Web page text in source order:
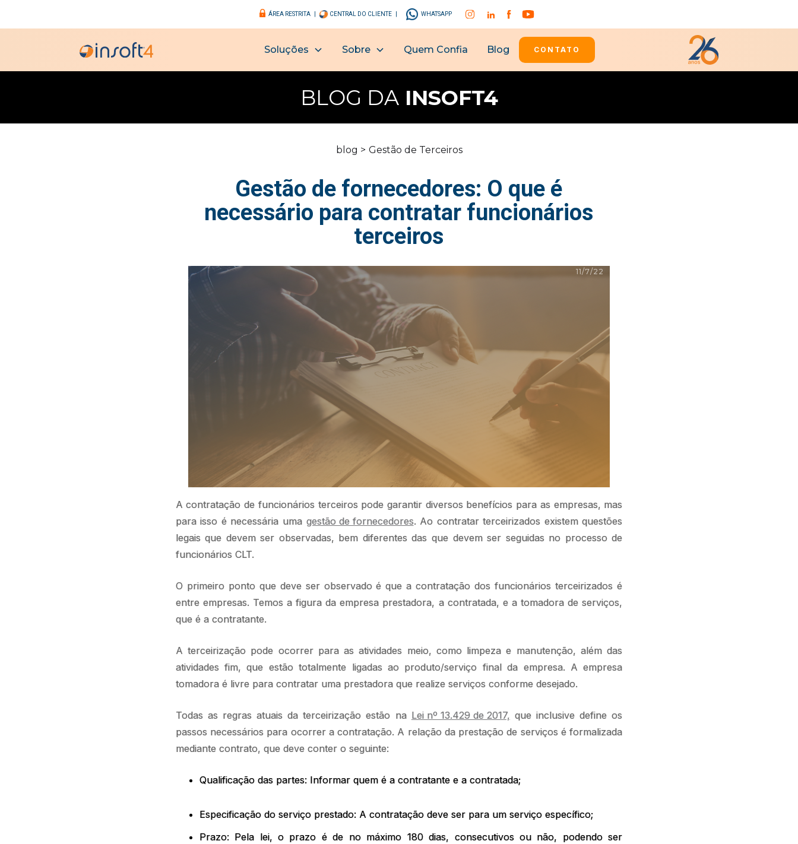
ÁREA RESTRITA | CENTRAL DO CLIENTE | WHATSAPP
Soluções Sobre Quem Confia Blog CONTATO
BLOG DAINSOFT4
blog > Gestão de Terceiros
Gestão de fornecedores: O que é
necessário para contratar funcionários
terceiros
11/7/22
A contratação de funcionários terceiros pode garantir diversos benefícios para as empresas, mas
para isso é necessária uma gestão de fornecedores. Ao contratar terceirizados existem questões
legais que devem ser observadas, bem diferentes das que devem ser seguidas no processo de
funcionários CLT.
O primeiro ponto que deve ser observado é que a contratação dos funcionários terceirizados é
entre empresas. Temos a figura da empresa prestadora, a contratada, e a tomadora de serviços,
que é a contratante.
A terceirização pode ocorrer para as atividades meio, como limpeza e manutenção, além das
atividades fim, que estão totalmente ligadas ao produto/serviço final da empresa. A empresa
tomadora é livre para contratar uma prestadora que realize serviços conforme desejado.
Todas as regras atuais da terceirização estão na Lei nº 13.429 de 2017, que inclusive define os
passos necessários para ocorrer a contratação. A relação da prestação de serviços é formalizada
mediante contrato, que deve conter o seguinte:
Qualificação das partes: Informar quem é a contratante e a contratada;
Especificação do serviço prestado: A contratação deve ser para um serviço específico;
Prazo: Pela lei, o prazo é de no máximo 180 dias, consecutivos ou não, podendo ser